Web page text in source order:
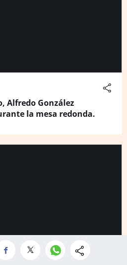
Alfredo González
la mesa redonda.